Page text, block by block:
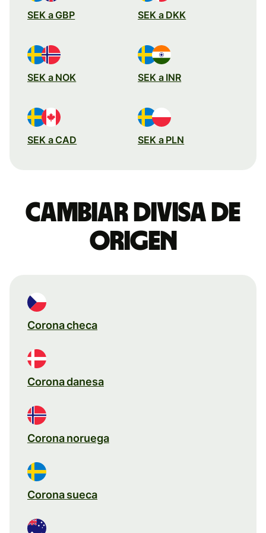
SEK a GBP SEK a DKK
SEK a NOK SEK a INR
SEK a CAD SEK a PLN
Cambiar divisa de
origen
Corona checa
Corona danesa
Corona noruega
Corona sueca